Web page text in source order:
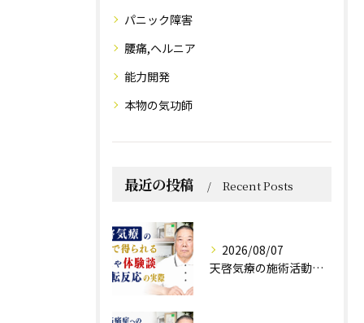
パニック障害
腰痛,ヘルニア
能力開発
本物の気功師
最近の投稿 Recent Posts
2026/08/07
天啓気療の施術活動で得られる効果や体験談と好転反応の実際